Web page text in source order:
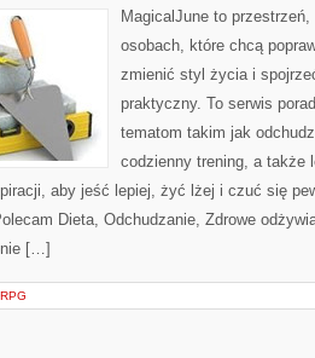
MagicalJune to
osobach, które chcą
zmienić styl życia i
praktyczny. To serwis
tematom takim jak
codzienny trening, a także
aby jeść lepiej, żyć lżej i czuć się
Dieta, Odchudzanie, Zdrowe
[…]